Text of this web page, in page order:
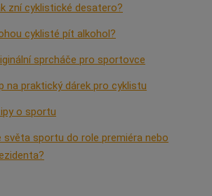
zní cyklistické desatero?
cyklisté pít alkohol?
sprcháče pro sportovce
na praktický dárek pro cyklistu
o sportu
světa sportu do role premiéra nebo